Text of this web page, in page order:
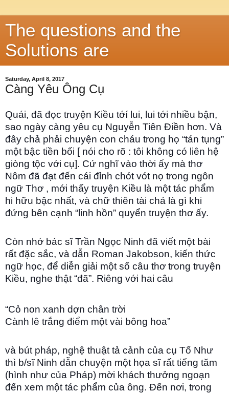
The questions and the
Solutions are
Saturday, April 8, 2017
Càng Yêu Ông Cụ
Quái, đã đọc truyện Kiều tớí lui, lui tới nhiều bận,
sao ngày càng yêu cụ Nguyễn Tiên Ðiền hơn. Và
đây chả phải chuyện con cháu trong họ “tán tụng”
một bậc tiền bối [ nói cho rõ : tôi không có liên hệ
giòng tộc với cụ]. Cứ nghĩ vào thời ấy mà thơ
Nôm đã đạt đến cái đỉnh chót vót nọ trong ngôn
ngữ Thơ , mới thấy truyện Kiều là một tác phẩm
hi hữu bậc nhất, và chữ thiên tài chả là gì khi
đứng bên cạnh “linh hồn” quyển truyện thơ ấy.
Còn nhớ bác sĩ Trần Ngọc Ninh đã viết một bài
rất đặc sắc, và dẫn Roman Jakobson, kiến thức
ngữ học, để diễn giải một số câu thơ trong truyện
Kiều, nghe thật “đã”. Riêng với hai câu
“Cỏ non xanh dợn chân trời
Cành lê trắng điểm một vài bông hoa”
và bút pháp, nghệ thuật tả cảnh của cụ Tố Như
thì b/sĩ Ninh dẫn chuyện một họa sĩ rất tiếng tăm
(hình như của Pháp) mời khách thưởng ngoạn
đến xem một tác phẩm của ông. Ðến nơi, trong